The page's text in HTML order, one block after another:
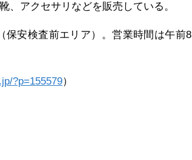
、アクセサリなどを販売している。
保安検査前エリア）。営業時間は午前8
?p=155579）